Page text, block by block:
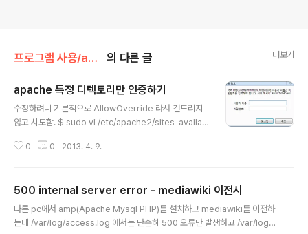
프로그램 사용/apache 의 다른 글 더보기
apache 특정 디렉토리만 인증하기
수정하려니 기본적으로 AllowOverride 라서 건드리지
않고 시도함. $ sudo vi /etc/apache2/sites-availab
iViews AllowOverride All Order allow,deny allo
ss 파일을 생성하고 아래의 내용을 넣어준다. $ cat .htac
cess AuthType Basic AuthName "Restricted Ac
cess" AuthUserFile /var/www/gnuboard4/.pw R
0 0 2013. 4. 9.
500 internal server error - mediawiki 이전시
다른 pc에서 amp(Apache Mysql PHP)를 설치하고 mediawiki를 이전하
는데 /var/log/access.log 에서는 단순히 500 오류만 발생하고 /var/log/e